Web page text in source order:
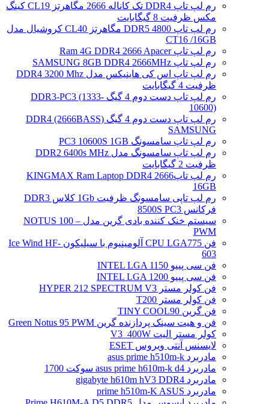
رم لپ تاپ DDR4 تک کاناله 2666 مگاهرتز CL19 کینگ
مکس ظرفیت 8 گیگابایت
رم لپ تاپ DDR5 4800 مگاهرتز CL40 کروشیال مدل
CT16 /16GB
رم لپ تاپ Ram 4G DDR4 2666 Apacer
رم لپ تاپ SAMSUNG 8GB DDR4 2666MHz
رم لپ تاپ اس کی هاینیکس مدل DDR4 3200 Mhz
ظرفیت 4 گیگابایت
رم لپ تاپ دست دوم 4 گیگ DDR3-PC3 (1333-
10600)
رم لپ تاپ دست دوم 4 گیگ DDR4 (2666BASS)
SAMSUNG
رم لپ تاپ سامسونگ PC3 10600S 1GB
رم لپ تاپ سامسونگ مدل DDR2 6400s MHz
ظرفیت 2 گیگابایت
رم لپ تاپ2666 KINGMAX Ram Laptop DDR4
16GB
رم لپ تاپی سامسونگ ظرفیت 1Gb کلاس DDR3
فرکانس 8500S PC3
سیستم خنک کننده بادی گرین مدل NOTUS 100 –
PWM
فن CPU LGA775 آلومینیوم با سیلیکون Ice Wind HF-
603
فن سی پییو INTEL LGA 1150
فن سی پییو INTEL LGA 1200
فن کولر مستر HYPER 212 SPECTRUM V3
فن کولر مستر T200
فن گرین TINY COOL90
فن و هیت سینک پردازنده گرین Green Notus 95 PWM
کولر مستر الیت V3_400W
لایسنس آنتی ویروس ESET
مادربرد asus prime h510m-k
مادربرد asus prime h610m-k d4 سوکت 1700
مادربرد gigabyte h610m hV3 DDR4
مادربرد prime h510m-K ASUS